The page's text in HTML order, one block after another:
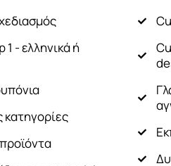
- ελληνικά ή
κατηγορίες